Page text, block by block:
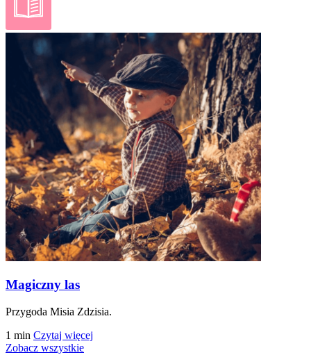
Magiczny las
Przygoda Misia Zdzisia.
1 min Czytaj więcej
Zobacz wszystkie